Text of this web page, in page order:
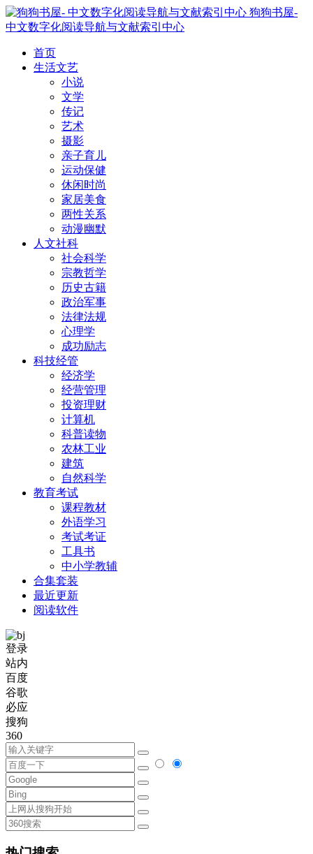
狗狗书屋-
中文数字化阅读导航与文献索引中心
首页
生活文艺
小说
文学
传记
艺术
摄影
亲子育儿
运动保健
休闲时尚
家居美食
两性关系
动漫幽默
人文社科
社会科学
宗教哲学
历史古籍
政治军事
法律法规
心理学
成功励志
科技经管
经济学
经营管理
投资理财
计算机
科普读物
农林工业
建筑
自然科学
教育考试
课程教材
外语学习
考试考证
工具书
中小学教辅
合集套装
最近更新
阅读软件
登录
站内
百度
谷歌
必应
搜狗
360